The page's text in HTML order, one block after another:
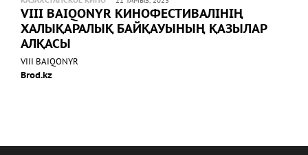
VIII BAIQONYR КИНОФЕСТИВАЛІНІҢ
ХАЛЫҚАРАЛЫҚ БАЙҚАУЫНЫҢ ҚАЗЫЛАР
АЛҚАСЫ
VIII BAIQONYR
Brod.kz